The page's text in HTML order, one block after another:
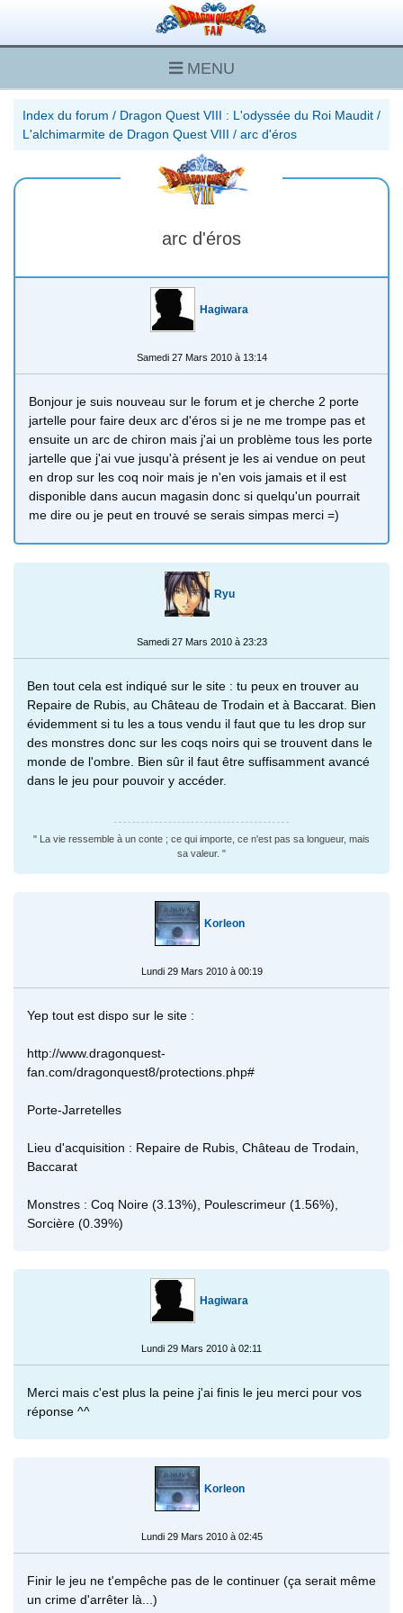
MENU
Index du forum / Dragon Quest VIII : L'odyssée du Roi Maudit /
L'alchimarmite de Dragon Quest VIII / arc d'éros
arc d'éros
Hagiwara
Samedi 27 Mars 2010 à 13:14
Bonjour je suis nouveau sur le forum et je cherche 2 porte
jartelle pour faire deux arc d'éros si je ne me trompe pas et
ensuite un arc de chiron mais j'ai un problème tous les porte
jartelle que j'ai vue jusqu'à présent je les ai vendue on peut
en drop sur les coq noir mais je n'en vois jamais et il est
disponible dans aucun magasin donc si quelqu'un pourrait
me dire ou je peut en trouvé se serais simpas merci =)
Ryu
Samedi 27 Mars 2010 à 23:23
Ben tout cela est indiqué sur le site : tu peux en trouver au
Repaire de Rubis, au Château de Trodain et à Baccarat. Bien
évidemment si tu les a tous vendu il faut que tu les drop sur
des monstres donc sur les coqs noirs qui se trouvent dans le
monde de l'ombre. Bien sûr il faut être suffisamment avancé
dans le jeu pour pouvoir y accéder.
" La vie ressemble à un conte ; ce qui importe, ce n'est pas sa longueur, mais
sa valeur. "
Korleon
Lundi 29 Mars 2010 à 00:19
Yep tout est dispo sur le site :
http://www.dragonquest-
fan.com/dragonquest8/protections.php#
Porte-Jarretelles
Lieu d'acquisition : Repaire de Rubis, Château de Trodain,
Baccarat
Monstres : Coq Noire (3.13%), Poulescrimeur (1.56%),
Sorcière (0.39%)
Hagiwara
Lundi 29 Mars 2010 à 02:11
Merci mais c'est plus la peine j'ai finis le jeu merci pour vos
réponse ^^
Korleon
Lundi 29 Mars 2010 à 02:45
Finir le jeu ne t'empêche pas de le continuer (ça serait même
un crime d'arrêter là...)